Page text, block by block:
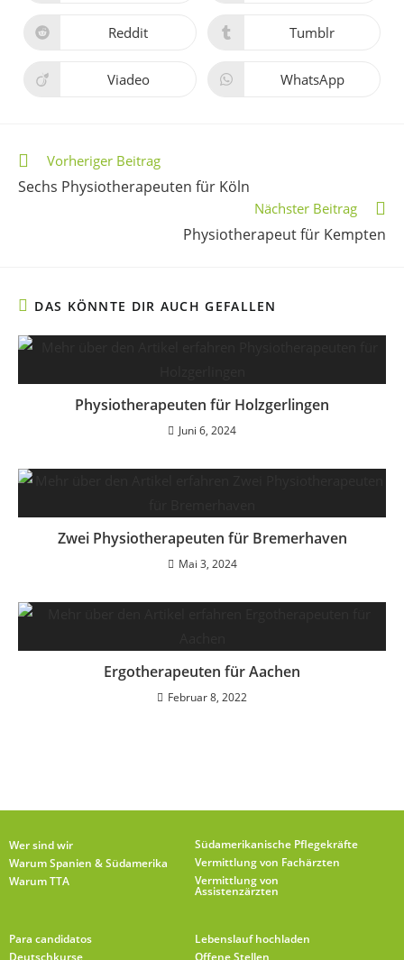
Reddit Tumblr
Viadeo WhatsApp
Vorheriger Beitrag
Sechs Physiotherapeuten für Köln
Nächster Beitrag
Physiotherapeut für Kempten
DAS KÖNNTE DIR AUCH GEFALLEN
Physiotherapeuten für Holzgerlingen
Juni 6, 2024
Zwei Physiotherapeuten für Bremerhaven
Mai 3, 2024
Ergotherapeuten für Aachen
Februar 8, 2022
Wer sind wir
Warum Spanien & Südamerika
Warum TTA
Südamerikanische Pflegekräfte
Vermittlung von Fachärzten
Vermittlung von
Assistenzärzten
Para candidatos
Deutschkurse
Lebenslauf hochladen
Offene Stellen